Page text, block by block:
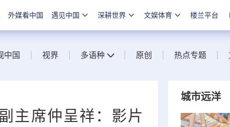
外媒看中国 遇见中国 深耕世界 文娱体育 楼兰平台
中国 视界 多语种 原创 热点专题
主席仲呈祥：影片
城市远洋